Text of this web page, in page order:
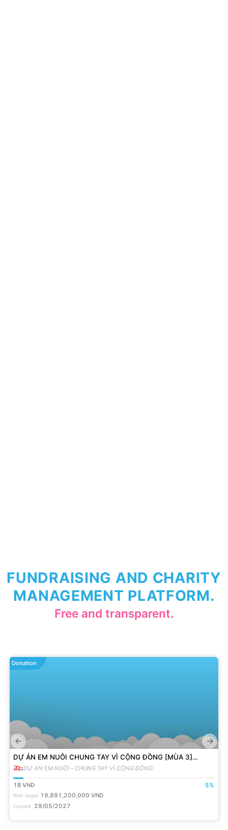
FUNDRAISING AND CHARITY
MANAGEMENT PLATFORM.
Free and transparent.
Donation
DỰ ÁN EM NUÔI CHUNG TAY VÌ CỘNG ĐỒNG [MÙA 3]
ĐỒNG HÀNH VỚI 200 EM MỒ CÔI
DỰ ÁN EM NUÔI - CHUNG TAY VÌ CỘNG ĐỒNG
1B VND 5%
With target 19,891,200,000 VND
Expired: 29/05/2027